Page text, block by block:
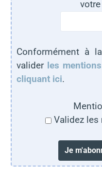
Conformément à
valider les
cliquant ici.
Validez les